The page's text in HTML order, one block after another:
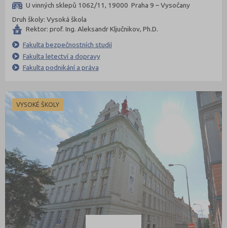
U vinných sklepů 1062/11, 19000 Praha 9 – Vysočany
Druh školy: Vysoká škola
Rektor: prof. Ing. Aleksandr Ključnikov, Ph.D.
Fakulta bezpečnostních studií
Fakulta letectví a dopravy
Fakulta podnikání a práva
VYSOKÉ ŠKOLY